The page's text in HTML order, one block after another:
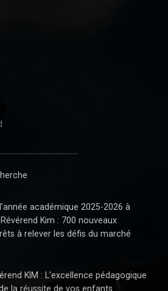
académique 2025-2026 à
Révérend Kim : 700 nouveaux
à relever les défis du marché
KIM : L’excellence pédagogique
la réussite de vos enfants